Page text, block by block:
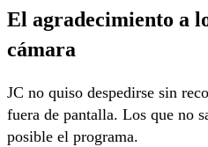
El agradecimiento a
cámara
JC no quiso despedirse sin
fuera de pantalla. Los que no
posible el programa.